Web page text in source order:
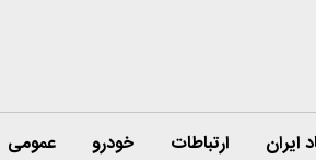
ایران ارتباطات خودرو عمومی